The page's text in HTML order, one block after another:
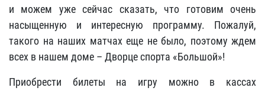
и можем уже сейчас сказать, что готовим очень
насыщенную и интересную программу. Пожалуй,
такого на наших матчах еще не было, поэтому ждем
всех в нашем доме – Дворце спорта «Большой»!
Приобрести билеты на игру можно в кассах